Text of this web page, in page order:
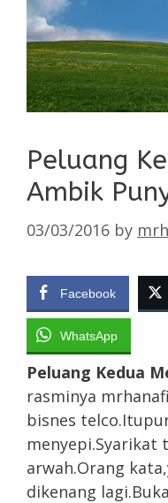
Peluang
Ambik
03/03/2016 by
Facebook
WhatsApp
Peluang Kedua
rasminya
bisnes
menyepi.Syarikat
arwah.Orang
dikenang